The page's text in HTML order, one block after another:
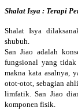
Shalat Isya : Terapi
Shalat Isya
shubuh.
San Jiao adalah
fungsional yang
makna kata asalnya,
otot-otot, sebagian
limfatik. San Jiao
komponen fisik.